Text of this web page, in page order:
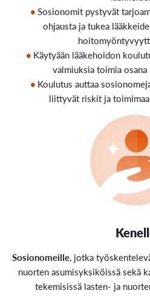
Sosionomit pystyvät
ohjausta ja tukea
Käytyään lääkehoidon
valmiuksia toimia
Koulutus auttaa
liittyvät riskit ja
Sosionomeille, jotka
nuorten asumisyksiköissä sekä
tekemisissä lasten- ja